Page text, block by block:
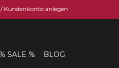
Kundenkonto anlegen
% SALE % BLOG